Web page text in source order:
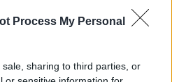
Process My Personal
sharing to third parties, or
υψηλότερη δόση
βάρους έως και 27,7%